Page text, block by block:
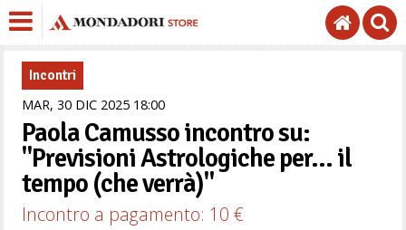
Incontri
MAR,30 DIC 2025 1800
Paola Camusso incontro su:
"Previsioni Astrologiche per... il
tempo (che verrà)"
Incontro a pagamento: 10 €